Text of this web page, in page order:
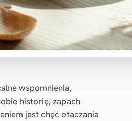
wspomnienia,
historię, zapach
jest chęć otaczania